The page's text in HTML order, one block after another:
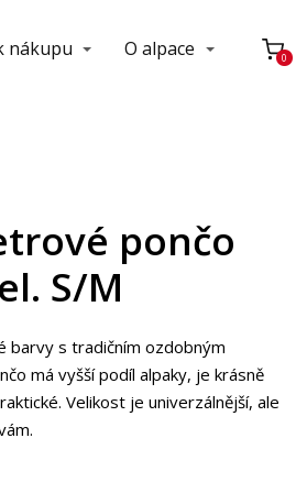
nákupu O alpace 0
pončo
S/M
barvy s tradičním ozdobným
má vyšší podíl alpaky, je krásně
Velikost je univerzálnější, ale